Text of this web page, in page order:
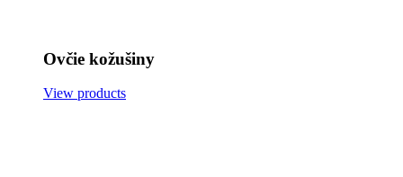
Ovčie kožušiny
View products